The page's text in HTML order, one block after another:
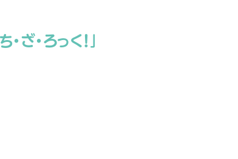
・ろっく！」